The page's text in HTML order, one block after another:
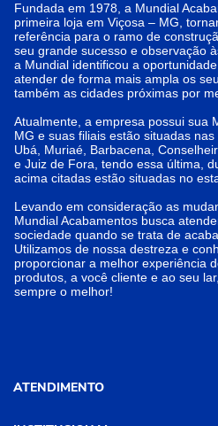
Fundada em 1978, a Mundial
primeira loja em Viçosa – MG,
referência para o ramo de
seu grande sucesso e observação
a Mundial identificou a
atender de forma mais ampla os
também as cidades próximas por
Atualmente, a empresa possui sua
MG e suas filiais estão situadas
Ubá, Muriaé, Barbacena,
e Juiz de Fora, tendo essa última,
acima citadas estão situadas no
Levando em consideração as
Mundial Acabamentos busca
sociedade quando se trata de
Utilizamos de nossa destreza e
proporcionar a melhor experiência
produtos, a você cliente e ao seu
sempre o melhor!
ATENDIMENTO